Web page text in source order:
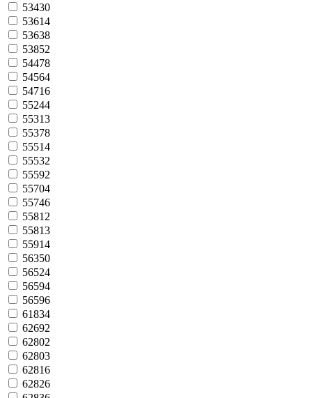
53430
53614
53638
53852
54478
54564
54716
55244
55313
55378
55514
55532
55592
55704
55746
55812
55813
55914
56350
56524
56594
56596
61834
62692
62802
62803
62816
62826